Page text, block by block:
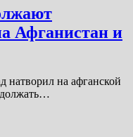
Афганистан и
натворил на афганской